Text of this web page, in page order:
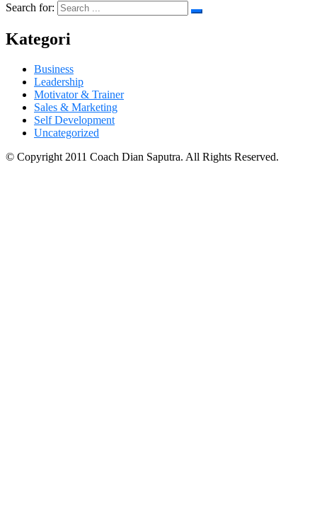
Search for:
Kategori
Business
Leadership
Motivator & Trainer
Sales & Marketing
Self Development
Uncategorized
© Copyright 2011 Coach Dian Saputra. All Rights Reserved.